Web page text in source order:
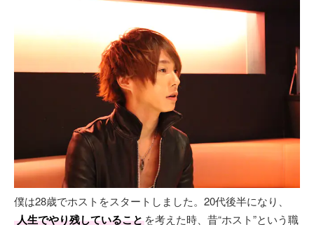
僕は28歳でホストをスタートしました。20代後半になり、
人生でやり残していることを考えた時、昔“ホスト”という職